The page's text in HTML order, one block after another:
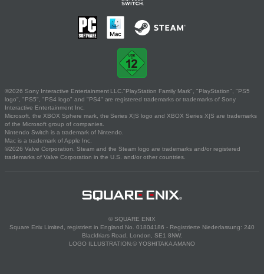
©2026 Sony Interactive Entertainment LLC."PlayStation Family Mark", "PlayStation", "PS5
logo", "PS5", "PS4 logo" and "PS4" are registered trademarks or trademarks of Sony
Interactive Entertainment Inc.
Microsoft, the XBOX Sphere mark, the Series X|S logo and XBOX Series X|S are trademarks
of the Microsoft group of companies.
Nintendo Switch is a trademark of Nintendo.
Mac is a trademark of Apple Inc.
©2026 Valve Corporation. Steam and the Steam logo are trademarks and/or registered
trademarks of Valve Corporation in the U.S. and/or other countries.
© SQUARE ENIX
Square Enix Limited, registriert in England No. 01804186 - Registrierte Niederlassung: 240
Blackfriars Road, London, SE1 8NW.
LOGO ILLUSTRATION:© YOSHITAKA AMANO